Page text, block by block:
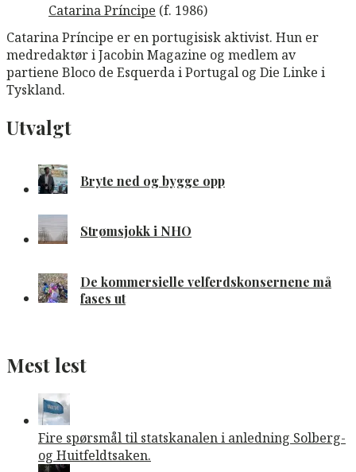
Catarina Príncipe (f. 1986)
Catarina Príncipe er en portugisisk aktivist. Hun er
medredaktør i Jacobin Magazine og medlem av
partiene Bloco de Esquerda i Portugal og Die Linke i
Tyskland.
Utvalgt
Bryte ned og bygge opp
Strømsjokk i NHO
De kommersielle velferdskonsernene må
fases ut
Mest lest
Fire spørsmål til statskanalen i anledning Solberg-
og Huitfeldtsaken.